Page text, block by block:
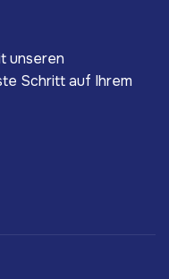
unseren
Schritt auf Ihrem